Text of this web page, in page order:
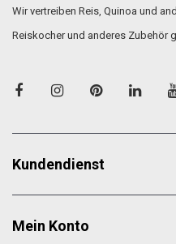
Wir vertreiben Reis, Quinoa und
Reiskocher und anderes Zubehör
Kundendienst
Mein Konto